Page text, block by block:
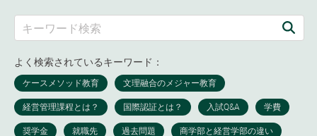
よく検索されているキーワード：